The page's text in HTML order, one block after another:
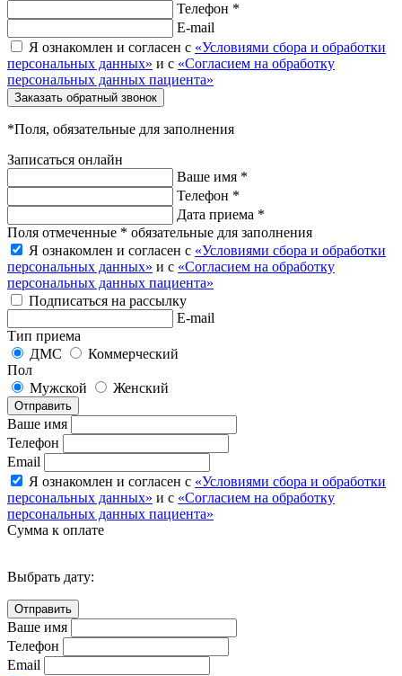
Телефон *
E-mail
Я ознакомлен и согласен с «Условиями сбора и обработки
персональных данных» и с «Согласием на обработку
персональных данных пациента»
Заказать обратный звонок
*Поля, обязательные для заполнения
Записаться онлайн
Ваше имя *
Телефон *
Дата приема *
Поля отмеченные * обязательные для заполнения
Я ознакомлен и согласен с «Условиями сбора и обработки
персональных данных» и с «Согласием на обработку
персональных данных пациента»
Подписаться на рассылку
E-mail
Тип приема
ДМС
Коммерческий
Пол
Мужской
Женский
Отправить
Ваше имя
Телефон
Email
Я ознакомлен и согласен с «Условиями сбора и обработки
персональных данных» и с «Согласием на обработку
персональных данных пациента»
Сумма к оплате
Выбрать дату:
Ваше имя
Телефон
Email